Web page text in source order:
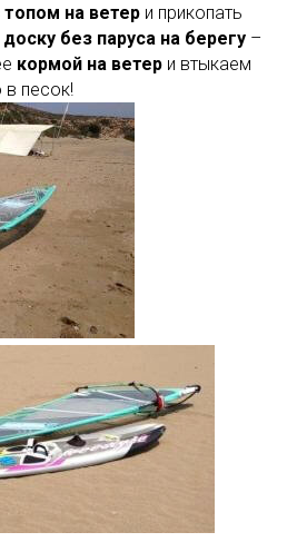
топом на ветер и прикопать
доску без паруса на берегу –
кормой на ветер и втыкаем
в песок!